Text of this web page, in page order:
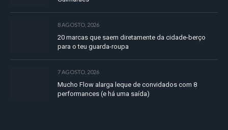
8 AGOSTO, 2026
20 marcas que saem diretamente da cidade-berço
para o teu guarda-roupa
7 AGOSTO, 2026
Mucho Flow alarga leque de convidados com 8
performances (e há uma saída)